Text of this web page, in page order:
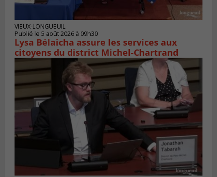
VIEUX-LONGUEUIL
Publié le 5 août 2026 à 09h30
Lysa Bélaicha assure les services aux
citoyens du district Michel‑Chartrand